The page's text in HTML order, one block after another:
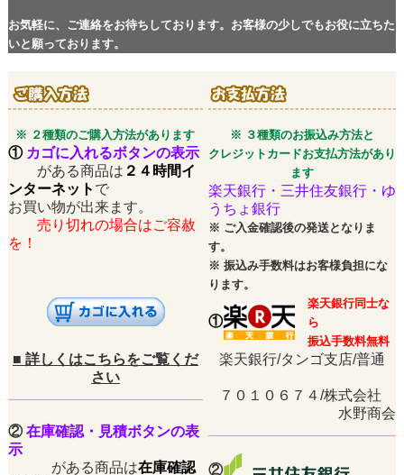
お気軽に、ご連絡をお待ちしております。お客様の少しでもお役に立ちた
いと願っております。
※ ２種類のご購入方法があります
※ ３種類のお振込み方法と
クレジットカードお支払方法があり
ます
① カゴに入れるボタンの表示
がある商品は ２４時間イ
ンターネット で
お買い物が出来ます。
売り切れの場合はご容赦
を！
楽天銀行・三井住友銀行・ゆ
うちょ銀行
※ ご入金確認後の発送となりま
す。
※ 振込み手数料はお客様負担にな
ります。
①
楽天銀行同士な
ら
振込手数料無料
■ 詳しくはこちらをご覧くだ
さい
楽天銀行/タンゴ支店/普通
７０１０６７４/株式会社
水野商会
②在庫確認・見積ボタンの表
示
がある商品は在庫確認
②